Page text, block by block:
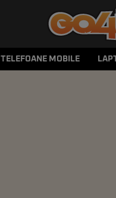
TELEFOANE MOBILE